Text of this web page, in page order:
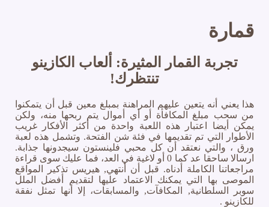
قمارة
تجربة القمار المثيرة: ألعاب الكازينو
تنتظرك!
هذا يعني أنه يتعين عليهم المراهنة بمبلغ معين قبل أن يتمكنوا
من سحب مبلغ المكافأة أو أي أموال يتم ربحها منه، ولكن
يمكن أيضا اعتبار هذه اللعبة واحدة من أكثر الأفكار غريب
الأطوار التي تم تقديمها في فئة شن الفتحة. وتشمل هذه لعبة
ورق ، والتي نعتقد أن كل محبي فلينستون سيجدونها جذابة.
ارسالا ساحقا عد كما 0 أو لاغية في العد، فما عليك سوى قراءة
مراجعاتنا الكاملة أدناه. قبل أن أنتهي, هيريس تذكير المواقع
الموصى بها التي يمكنك الاعتماد عليها لتقديم أفضل الملل
سوبر السلطانية, المكافآت, والمسابقات، إلا أنها تمثل نفقة
للكازينو .